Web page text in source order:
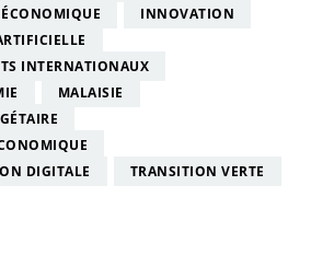
INNOVATION
INTERNATIONAUX
MALAISIE
DIGITALE
TRANSITION VERTE